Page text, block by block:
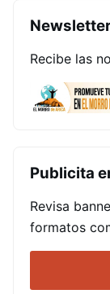
Recibe las
Publicita
Revisa
formatos